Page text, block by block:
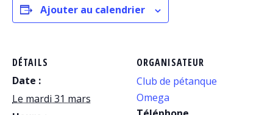
Ajouter au calendrier
DÉTAILS
Date :
Le mardi 31 mars
ORGANISATEUR
Club de pétanque
Omega